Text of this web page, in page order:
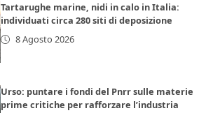
Tartarughe marine, nidi in calo in Italia:
individuati circa 280 siti di deposizione
8 Agosto 2026
Urso: puntare i fondi del Pnrr sulle materie
prime critiche per rafforzare l’industria